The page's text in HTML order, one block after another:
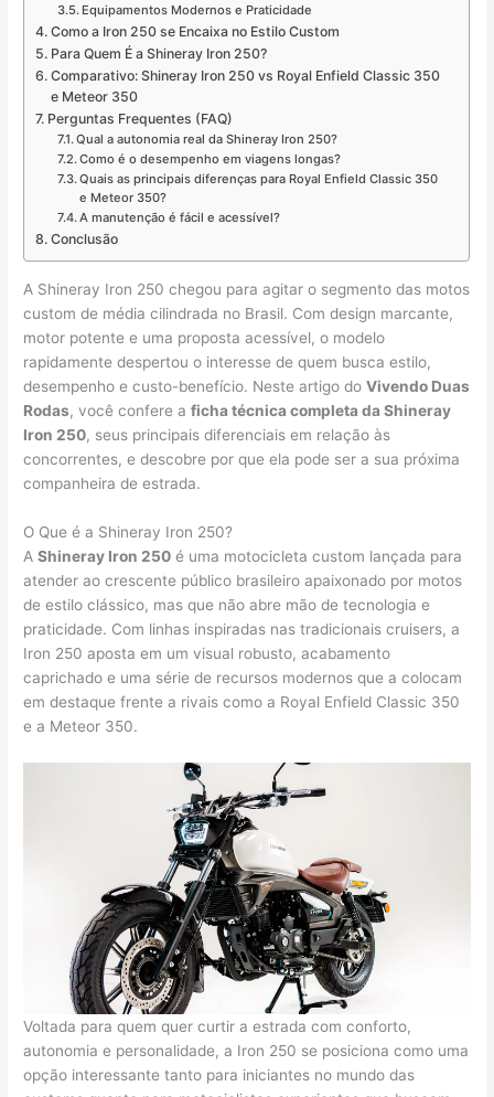
Equipamentos Modernos e Praticidade
Como a Iron 250 se Encaixa no Estilo Custom
Para Quem É a Shineray Iron 250?
Comparativo: Shineray Iron 250 vs Royal Enfield Classic 350
e Meteor 350
Perguntas Frequentes (FAQ)
Qual a autonomia real da Shineray Iron 250?
Como é o desempenho em viagens longas?
Quais as principais diferenças para Royal Enfield Classic 350
e Meteor 350?
A manutenção é fácil e acessível?
Conclusão
A Shineray Iron 250 chegou para agitar o segmento das motos
custom de média cilindrada no Brasil. Com design marcante,
motor potente e uma proposta acessível, o modelo
rapidamente despertou o interesse de quem busca estilo,
desempenho e custo-benefício. Neste artigo doVivendo Duas
Rodas, você confere aficha técnica completa da Shineray
Iron 250, seus principais diferenciais em relação às
concorrentes, e descobre por que ela pode ser a sua próxima
companheira de estrada.
O Que é a Shineray Iron 250?
AShineray Iron 250 é uma motocicleta custom lançada para
atender ao crescente público brasileiro apaixonado por motos
de estilo clássico, mas que não abre mão de tecnologia e
praticidade. Com linhas inspiradas nas tradicionais cruisers, a
Iron 250 aposta em um visual robusto, acabamento
caprichado e uma série de recursos modernos que a colocam
em destaque frente a rivais como a Royal Enfield Classic 350
e a Meteor 350.
Voltada para quem quer curtir a estrada com conforto,
autonomia e personalidade, a Iron 250 se posiciona como uma
opção interessante tanto para iniciantes no mundo das